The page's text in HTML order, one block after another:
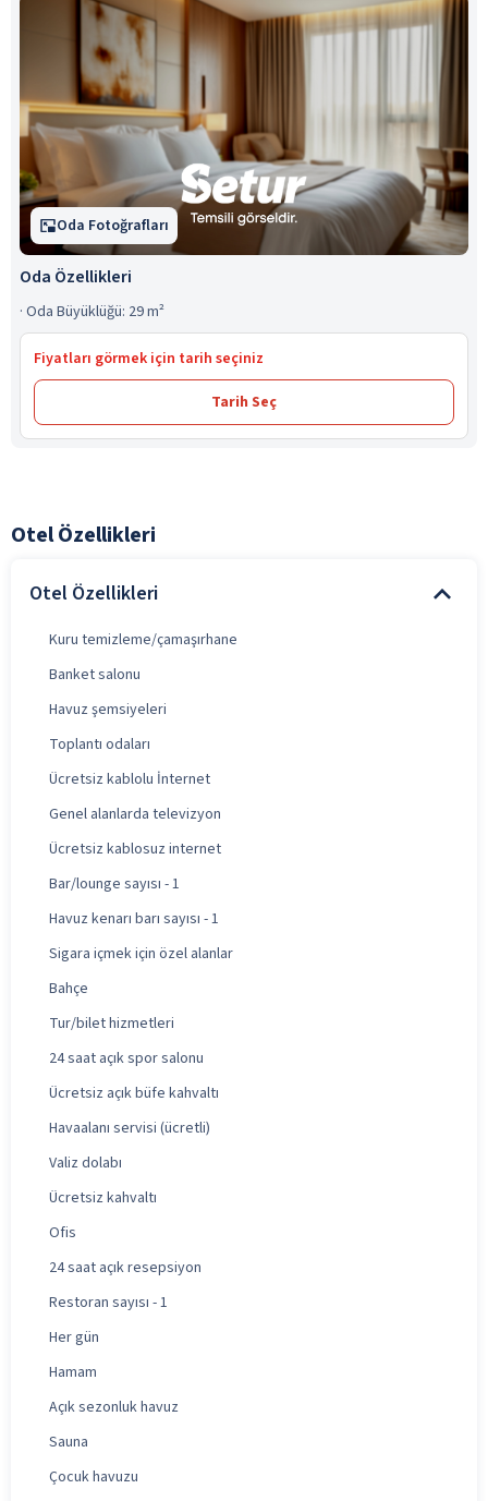
Oda Fotoğrafları
Oda Özellikleri
· Oda Büyüklüğü: 29 m²
Fiyatları görmek için tarih seçiniz
Tarih Seç
Otel Özellikleri
Otel Özellikleri
Kuru temizleme/çamaşırhane
Banket salonu
Havuz şemsiyeleri
Toplantı odaları
Ücretsiz kablolu İnternet
Genel alanlarda televizyon
Ücretsiz kablosuz internet
Bar/lounge sayısı - 1
Havuz kenarı barı sayısı - 1
Sigara içmek için özel alanlar
Bahçe
Tur/bilet hizmetleri
24 saat açık spor salonu
Ücretsiz açık büfe kahvaltı
Havaalanı servisi (ücretli)
Valiz dolabı
Ücretsiz kahvaltı
Ofis
24 saat açık resepsiyon
Restoran sayısı - 1
Her gün
Hamam
Açık sezonluk havuz
Sauna
Çocuk havuzu